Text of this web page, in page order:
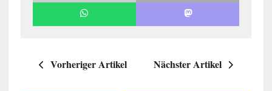
Vorheriger Artikel Nächster Artikel